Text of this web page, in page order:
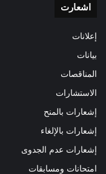
اشعارت
إعلانات
بيانات
المناقصات
الاستشارات
إشعارات بالمنح
إشعارات بالإلغاء
إشعارات عدم الجدوى
امتحانات ومسابقات